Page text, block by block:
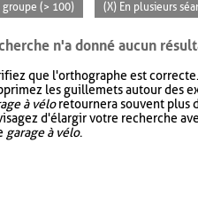
groupe (> 100) (X) En plusieurs
n'a donné aucun
que l'orthographe est correcte.
les guillemets autour des
à véloretournera souvent plus
d'élargir votre recherche
garage à vélo.